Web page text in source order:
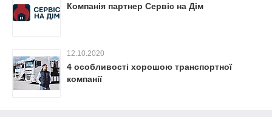
Компанія партнер Сервіс на Дім
12.10.2020
4 особливості хорошою транспортної
компанії